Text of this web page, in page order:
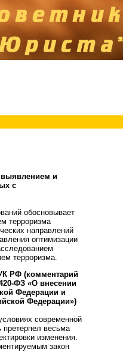
выявлением и
с
обосновывает
терроризма
направлений
оптимизации
терроризма.
РФ (комментарий
ФЗ «О внесении
Федерации и
Федерации»)
современной
претерпел весьма
изменения.
закон